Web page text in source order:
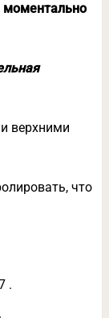
моментально
верхними
что
.